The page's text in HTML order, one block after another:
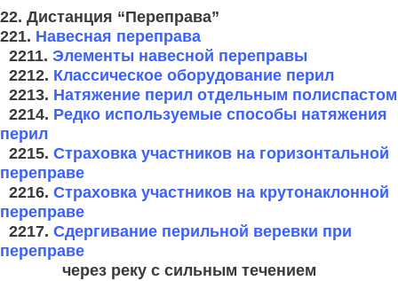
22. Дистанция “Переправа”
221. Навесная переправа
2211. Элементы навесной переправы
2212. Классическое оборудование перил
2213. Натяжение перил отдельным полиспастом
2214. Редко используемые способы натяжения
перил
2215. Страховка участников на горизонтальной
переправе
2216. Страховка участников на крутонаклонной
переправе
2217. Сдергивание перильной веревки при
переправе
через реку с сильным течением